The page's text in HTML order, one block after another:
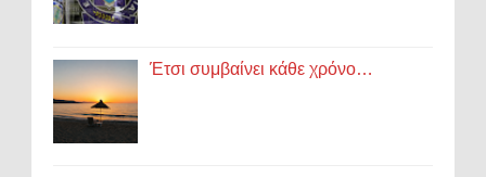
Έτσι συμβαίνει κάθε χρόνο…